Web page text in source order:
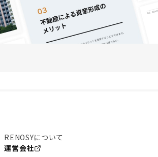
RENOSYについて
運営会社